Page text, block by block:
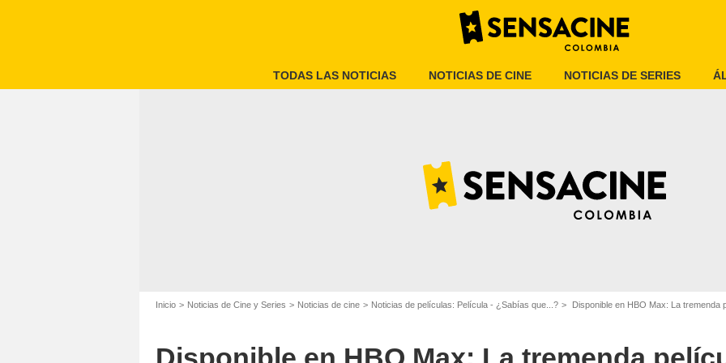
TODAS LAS NOTICIAS NOTICIAS DE CINE NOTICIAS DE SERIES
Inicio Noticias de Cine y Series Noticias de cine Noticias de películas: Película - ¿Sabías que...? Disponible en HBO Max: La tremenda película de
HBO Max